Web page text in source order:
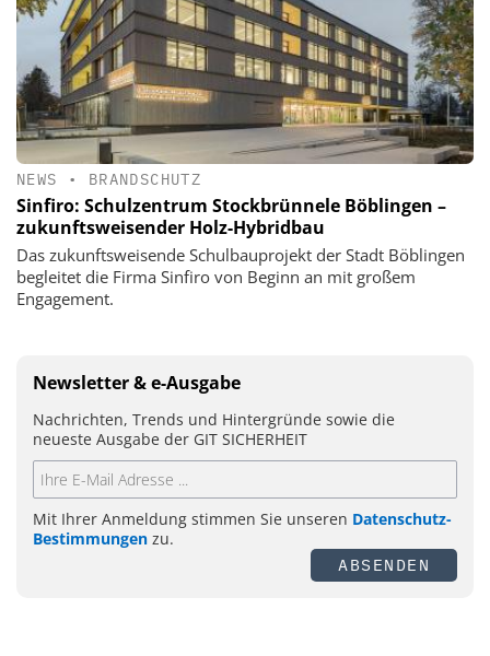
NEWS • BRANDSCHUTZ
Sinfiro: Schulzentrum Stockbrünnele Böblingen –
zukunftsweisender Holz-Hybridbau
Das zukunftsweisende Schulbauprojekt der Stadt Böblingen
begleitet die Firma Sinfiro von Beginn an mit großem
Engagement.
Newsletter & e-Ausgabe
Nachrichten, Trends und Hintergründe sowie die
neueste Ausgabe der GIT SICHERHEIT
Mit Ihrer Anmeldung stimmen Sie unseren Datenschutz-
Bestimmungen zu.
ABSENDEN